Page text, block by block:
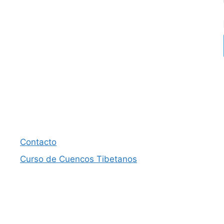
Contacto
Curso de Cuencos Tibetanos